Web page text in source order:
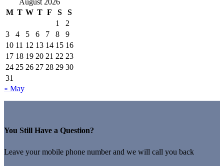
August 2026
M T W T F S
S
1
2
3
4 5 6 7 8
9
10 11 12 13 14 15 16
17 18 19 20 21 22 23
24 25 26 27 28 29 30
31
« May
You Still Have a Question?
Leave your mobile phone number and we will call you back